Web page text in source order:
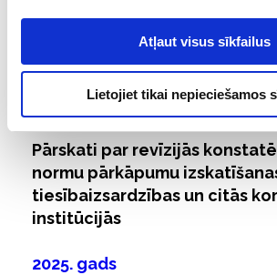
Atļaut visus sīkfailus
Lietojiet tikai nepieciešamos
Katru gadījumu izvērtējam atsevišķi.Ja
revīzijā konstatētajiem pārkāpumiem
kompetentās iestādes.
Pārskati par revīzijās
normu pārkāpumu
tiesībaizsardzības un citās
institūcijās
2025. gads